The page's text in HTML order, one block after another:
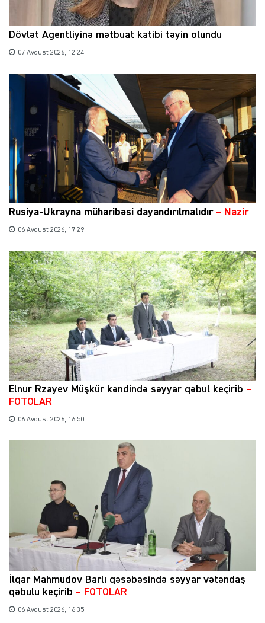
Dövlət Agentliyinə mətbuat katibi təyin olundu
07 Avqust 2026, 12:24
Rusiya-Ukrayna müharibəsi dayandırılmalıdır– Nazir
06 Avqust 2026, 17:29
Elnur Rzayev Müşkür kəndində səyyar qəbul keçirib –
FOTOLAR
06 Avqust 2026, 16:50
İlqar Mahmudov Barlı qəsəbəsində səyyar vətəndaş
qəbulu keçirib – FOTOLAR
06 Avqust 2026, 16:35